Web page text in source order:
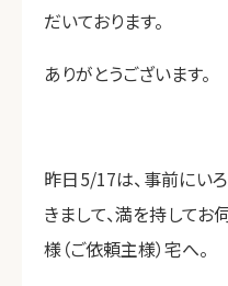
だいております。
ありがとうございます。
昨日5/17は、事前にい
きまして、満を持して
様（ご依頼主様）宅へ。